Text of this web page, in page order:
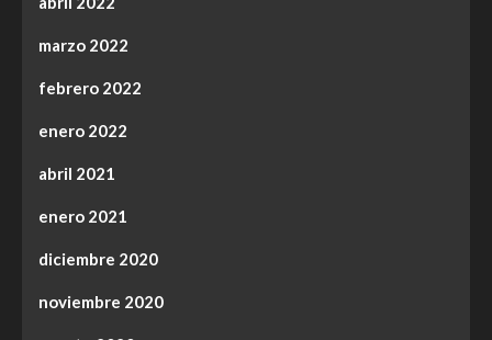
marzo 2022
febrero 2022
enero 2022
abril 2021
enero 2021
diciembre 2020
noviembre 2020